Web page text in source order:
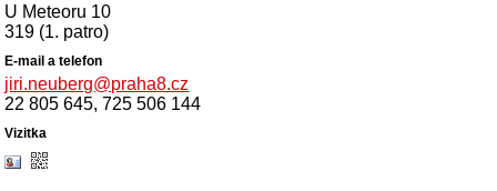
U Meteoru 10
319 (1. patro)
jiri.neuberg@praha8.cz
22 805 645, 725 506 144